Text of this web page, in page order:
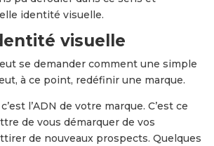
identité visuelle.
visuelle
se demander comment une simple
à ce point, redéfinir une marque.
l’ADN de votre marque. C’est ce
de vous démarquer de vos
de nouveaux prospects. Quelques